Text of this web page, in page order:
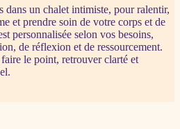
dans un chalet intimiste, pour ralentir,
et prendre soin de votre corps et de
personnalisée selon vos besoins,
de réflexion et de ressourcement.
le point, retrouver clarté et